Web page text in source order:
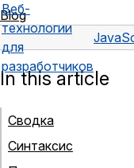
Blog
Веб-
технологии
для
разработчиков
In this article
Сводка
Синтаксис